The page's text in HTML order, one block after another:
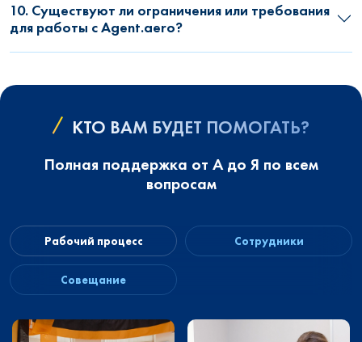
10. Существуют ли ограничения или требования
для работы с Agent.aero?
КТО ВАМ БУДЕТ ПОМОГАТЬ?
Полная поддержка от А до Я по всем
вопросам
Рабочий процесс Сотрудники
Совещание